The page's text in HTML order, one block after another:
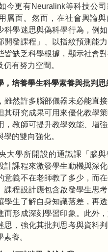
今更有Neuralink等科技公
層面。然而，在社會輿論與
科學迷思與偽科學行為，例
開發課程」、以指紋預測能
皆缺乏科學根據，顯示社會
有努力空間。
，培養學生科學素養與批判思
雖然許多腦部儀器未必能直
其研究成果可用來優化教學
，教師可提升教學效能、增
的雙向強化。
大學所開設的通識課「腦與
計課程來激發學生動機與深
意義不在老師教了多少，而
課程設計應包含啟發學生思
學生了解自身知識落差，再
而形成深刻學習印象。此外
思，強化其批判思考與資料判
養。